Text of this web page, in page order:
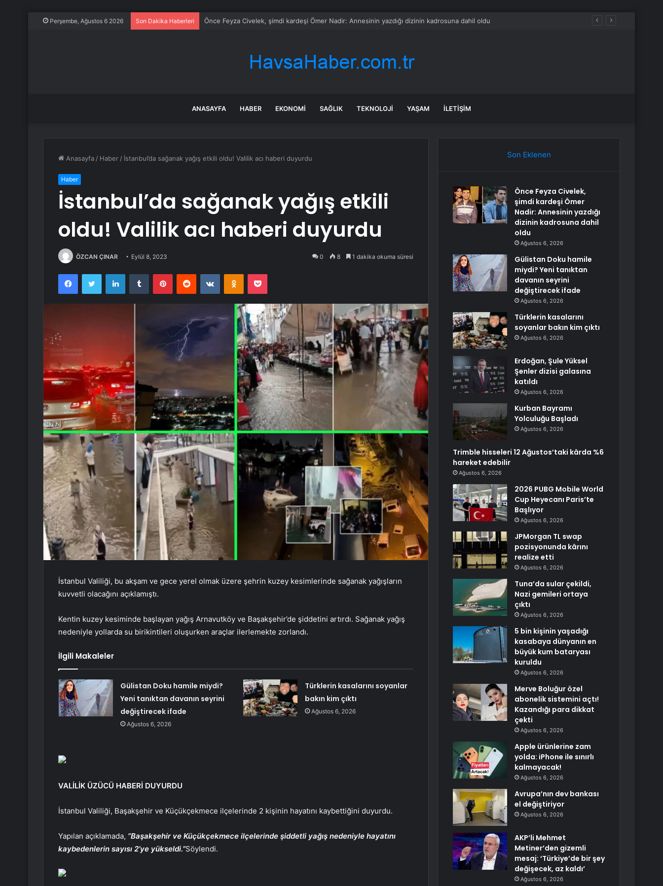
Perşembe, Ağustos 6 2026 Son Dakika Haberleri Gülistan Doku hamile miydi? Yeni tanıktan davanın seyrini değiştirecek ifade
ANASAYFA HABER EKONOMI SAĞLIK TEKNOLOJI YAŞAM İLETIŞIM
Anasayfa / Haber / İstanbul’da sağanak yağış etkili oldu! Valilik acı haberi duyurdu
Haber
İstanbul’da sağanak yağış etkili
oldu! Valilik acı haberi duyurdu
ÖZCAN ÇINAR Eylül 8, 2023 0 8 1 dakika okuma süresi
FacebookTwitter LinkedInTumblr PinterestReddit VKontakteOdnoklassniki
Pocket
İstanbul Valiliği, bu akşam ve gece yerel olmak üzere şehrin kuzey kesimlerinde sağanak yağışların
kuvvetli olacağını açıklamıştı.
Kentin kuzey kesiminde başlayan yağış Arnavutköy ve Başakşehir’de şiddetini artırdı. Sağanak yağış
nedeniyle yollarda su birikintileri oluşurken araçlar ilerlemekte zorlandı.
İlgili Makaleler
Gülistan Doku hamile miydi?
Yeni tanıktan davanın seyrini
değiştirecek ifade
Ağustos 6, 2026
Türklerin kasalarını soyanlar
bakın kim çıktı
Ağustos 6, 2026
VALİLİK ÜZÜCÜ HABERİ DUYURDU
İstanbul Valiliği, Başakşehir ve Küçükçekmece ilçelerinde 2 kişinin hayatını kaybettiğini duyurdu.
Yapılan açıklamada, ”Başakşehir ve Küçükçekmece ilçelerinde şiddetli yağış nedeniyle hayatını
kaybedenlerin sayısı 2’ye yükseldi.”Söylendi.
Son Eklenen
Önce Feyza Civelek,
şimdi kardeşi Ömer
Nadir: Annesinin yazdığı
dizinin kadrosuna dahil
oldu
Ağustos 6, 2026
Gülistan Doku hamile
miydi? Yeni tanıktan
davanın seyrini
değiştirecek ifade
Ağustos 6, 2026
Türklerin kasalarını
soyanlar bakın kim çıktı
Ağustos 6, 2026
Erdoğan, Şule Yüksel
Şenler dizisi galasına
katıldı
Ağustos 6, 2026
Kurban Bayramı
Yolculuğu Başladı
Ağustos 6, 2026
Trimble hisseleri 12 Ağustos’taki kârda %6
hareket edebilir
Ağustos 6, 2026
2026 PUBG Mobile World
Cup Heyecanı Paris’te
Başlıyor
Ağustos 6, 2026
JPMorgan TL swap
pozisyonunda kârını
realize etti
Ağustos 6, 2026
Tuna’da sular çekildi,
Nazi gemileri ortaya
çıktı
Ağustos 6, 2026
5 bin kişinin yaşadığı
kasabaya dünyanın en
büyük kum bataryası
kuruldu
Ağustos 6, 2026
Merve Boluğur özel
abonelik sistemini açtı!
Kazandığı para dikkat
çekti
Ağustos 6, 2026
Apple ürünlerine zam
yolda: iPhone ile sınırlı
kalmayacak!
Ağustos 6, 2026
Avrupa’nın dev bankası
el değiştiriyor
Ağustos 6, 2026
AKP’li Mehmet
Metiner’den gizemli
mesaj: ‘Türkiye’de bir şey
değişecek, az kaldı’
Ağustos 6, 2026